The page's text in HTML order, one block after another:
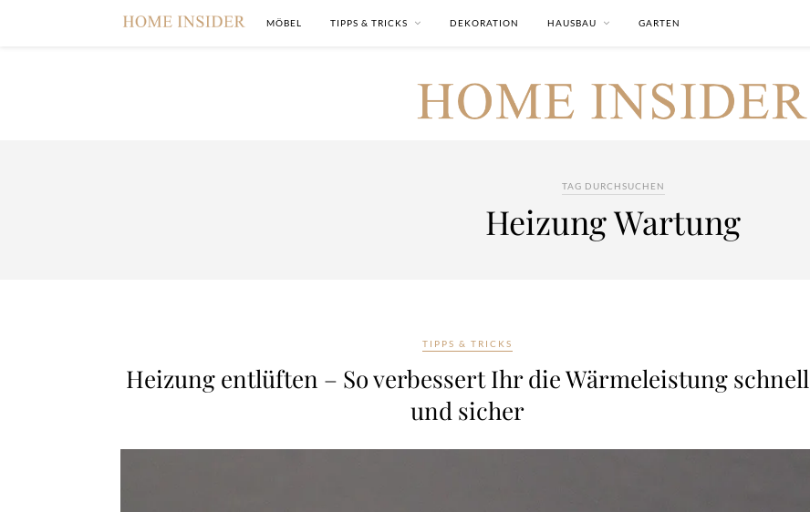
MÖBEL TIPPS & TRICKS DEKORATION HAUSBAU GARTEN
TAG DURCHSUCHEN
Heizung Wartung
TIPPS & TRICKS
Heizung entlüften – So verbessert Ihr die Wärmeleistung schnell
und sicher